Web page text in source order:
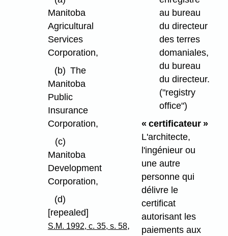
Manitoba
Agricultural
Services
Corporation,
(b) The
Manitoba
Public
Insurance
Corporation,
(c)
Manitoba
Development
Corporation,
(d)
[repealed]
S.M. 1992, c. 35, s. 58,
au bureau
du directeur
des terres
domaniales,
du bureau
du directeur.
("registry
office")
« certificateur »
L'architecte,
l'ingénieur ou
une autre
personne qui
délivre le
certificat
autorisant les
paiements aux